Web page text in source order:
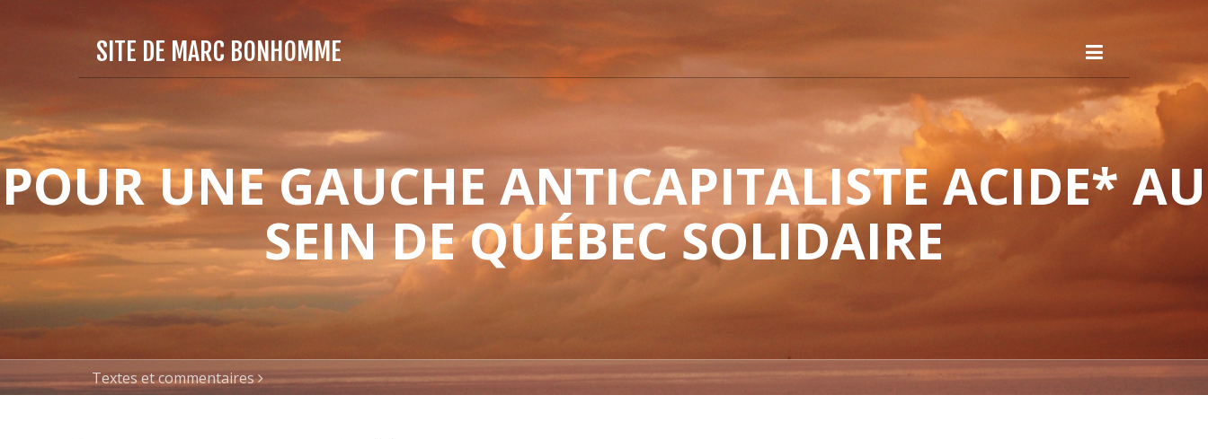
SITE DE MARC BONHOMME
POUR UNE GAUCHE ANTICAPITALISTE ACIDE* AU
SEIN DE QUÉBEC SOLIDAIRE
Textes et commentaires